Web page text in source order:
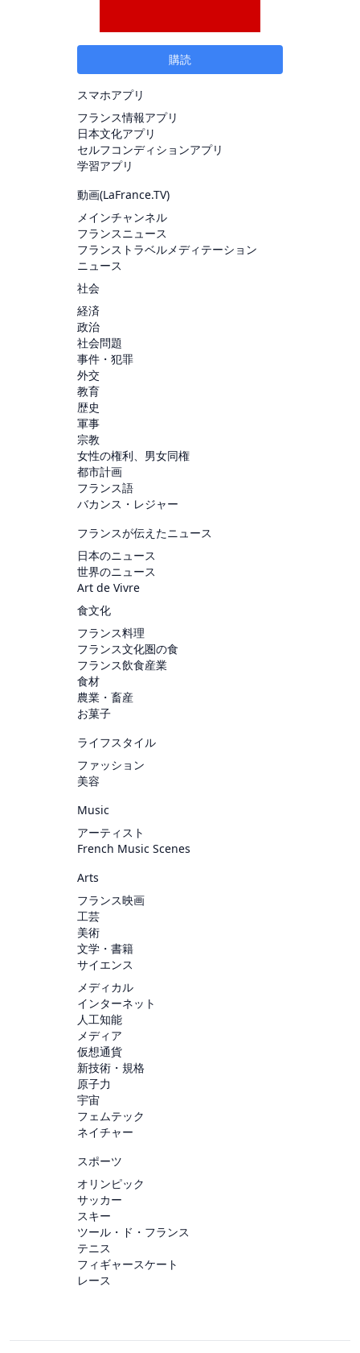
購読
スマホアプリ
フランス情報アプリ
日本文化アプリ
セルフコンディションアプリ
学習アプリ
動画(LaFrance.TV)
メインチャンネル
フランスニュース
フランストラベルメディテーション
ニュース
社会
経済
政治
社会問題
事件・犯罪
外交
教育
歴史
軍事
宗教
女性の権利、男女同権
都市計画
フランス語
バカンス・レジャー
フランスが伝えたニュース
日本のニュース
世界のニュース
Art de Vivre
食文化
フランス料理
フランス文化圏の食
フランス飲食産業
食材
農業・畜産
お菓子
ライフスタイル
ファッション
美容
Music
アーティスト
French Music Scenes
Arts
フランス映画
工芸
美術
文学・書籍
サイエンス
メディカル
インターネット
人工知能
メディア
仮想通貨
新技術・規格
原子力
宇宙
フェムテック
ネイチャー
スポーツ
オリンピック
サッカー
スキー
ツール・ド・フランス
テニス
フィギャースケート
レース